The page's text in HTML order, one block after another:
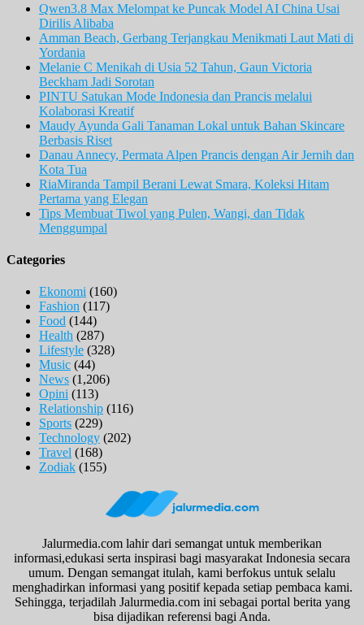
Qwen3.8 Max Melompat ke Puncak Model AI China Usai
Dirilis Alibaba
Amman Beach, Gerbang Terjangkau Menikmati Laut Mati di
Yordania
Melanie C Menikah di Usia 52 Tahun, Gaun Victoria
Beckham Jadi Sorotan
PINTU Satukan Mode Indonesia dan Prancis melalui
Kolaborasi Kreatif
Maudy Ayunda Gali Tanaman Lokal untuk Bahan Skincare
Berbasis Riset
Danau Annecy, Permata Alpen Prancis dengan Air Jernih dan
Kota Tua
RiaMiranda Tampil Berani Lewat Smara, Koleksi Hitam
Pertama yang Elegan
Tips Membuat Tiwol yang Pulen, Wangi, dan Tidak
Menggumpal
Categories
Ekonomi (160)
Fashion (117)
Food (144)
Health (287)
Lifestyle (328)
Music (44)
News (1,206)
Opini (113)
Relationship (116)
Sports (229)
Technology (202)
Travel (168)
Zodiak (155)
Jalurmedia.com lahir dari semangat untuk memberikan
informasi,edukasi serta inspirasi bagi masyarakat Indonesia secara
umum. Dengan semangat itulah, kami berfokus untuk selalu
menghadirkan informasi yang positif kepada setiap pembaca kami.
Sehingga, terjadilah Jalurmedia.com ini sebagai portal berita yang
bisa dijadikan referensi bagi Anda.